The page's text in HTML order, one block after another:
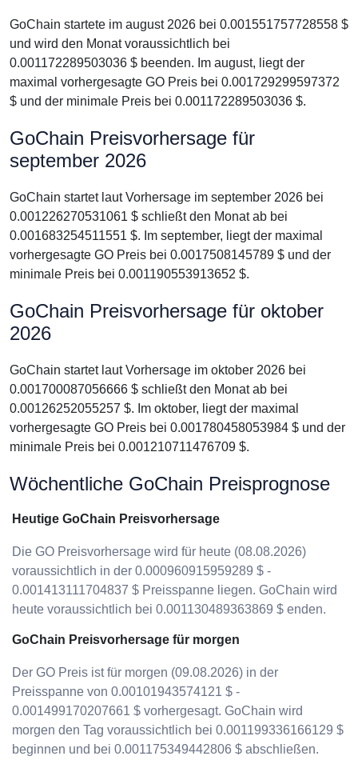
GoChain startete im august 2026 bei 0.001551757728558 $
und wird den Monat voraussichtlich bei
0.001172289503036 $ beenden. Im august, liegt der
maximal vorhergesagte GO Preis bei 0.001729299597372
$ und der minimale Preis bei 0.001172289503036 $.
GoChain Preisvorhersage für
september 2026
GoChain startet laut Vorhersage im september 2026 bei
0.001226270531061 $ schließt den Monat ab bei
0.001683254511551 $. Im september, liegt der maximal
vorhergesagte GO Preis bei 0.0017508145789 $ und der
minimale Preis bei 0.001190553913652 $.
GoChain Preisvorhersage für oktober
2026
GoChain startet laut Vorhersage im oktober 2026 bei
0.001700087056666 $ schließt den Monat ab bei
0.00126252055257 $. Im oktober, liegt der maximal
vorhergesagte GO Preis bei 0.001780458053984 $ und der
minimale Preis bei 0.001210711476709 $.
Wöchentliche GoChain Preisprognose
Heutige GoChain Preisvorhersage
Die GO Preisvorhersage wird für heute (08.08.2026)
voraussichtlich in der 0.000960915959289 $ -
0.001413111704837 $ Preisspanne liegen. GoChain wird
heute voraussichtlich bei 0.001130489363869 $ enden.
GoChain Preisvorhersage für morgen
Der GO Preis ist für morgen (09.08.2026) in der
Preisspanne von 0.00101943574121 $ -
0.001499170207661 $ vorhergesagt. GoChain wird
morgen den Tag voraussichtlich bei 0.001199336166129 $
beginnen und bei 0.001175349442806 $ abschließen.